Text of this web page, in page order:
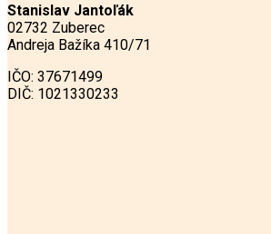
Stanislav Jantoľák
02732 Zuberec
Andreja Bažíka 410/71
IČO: 37671499
DIČ: 1021330233